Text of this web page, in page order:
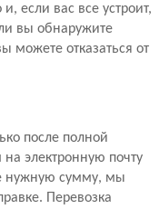
если вас все устроит,
вы обнаружите
можете отказаться от
после полной
электронную почту
нужную сумму, мы
Перевозка